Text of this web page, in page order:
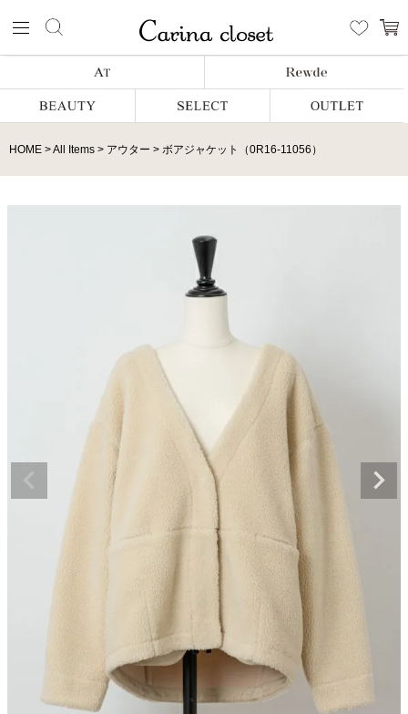
HOME All Items アウター ボアジャケット（0R16-11056）